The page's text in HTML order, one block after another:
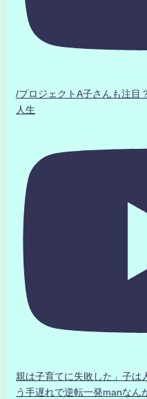
/プロジェクトA子さんも注
人生
親は子育てに失敗した」子は
う手遅れで逆転一発manなん